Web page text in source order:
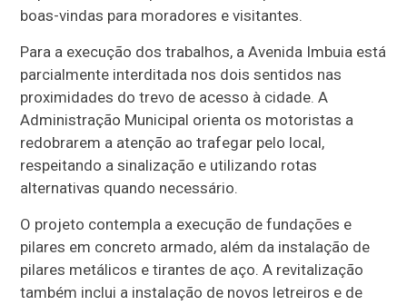
boas-vindas para moradores e visitantes.
Para a execução dos trabalhos, a Avenida Imbuia está
parcialmente interditada nos dois sentidos nas
proximidades do trevo de acesso à cidade. A
Administração Municipal orienta os motoristas a
redobrarem a atenção ao trafegar pelo local,
respeitando a sinalização e utilizando rotas
alternativas quando necessário.
O projeto contempla a execução de fundações e
pilares em concreto armado, além da instalação de
pilares metálicos e tirantes de aço. A revitalização
também inclui a instalação de novos letreiros e de